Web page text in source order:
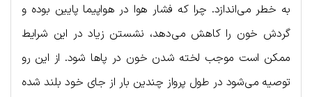
به خطر می‌اندازد. چرا که فشار هوا در هواپیما پایین بوده و
گردش خون را کاهش می‌دهد، نشستن زیاد در این شرایط
ممکن است موجب لخته شدن خون در پاها شود. از این رو
توصیه می‌شود در طول پرواز چندین بار از جای خود بلند شده